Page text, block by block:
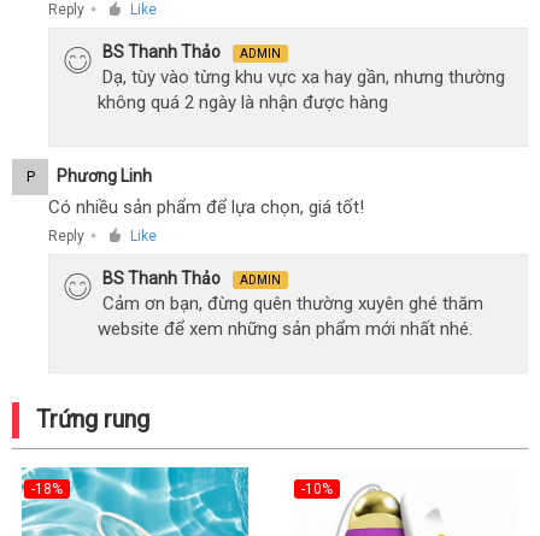
Reply ● Like
BS Thanh Thảo ADMIN
Dạ, tùy vào từng khu vực xa hay gần, nhưng thường
không quá 2 ngày là nhận được hàng
P Phương Linh
Có nhiều sản phẩm để lựa chọn, giá tốt!
Reply ● Like
BS Thanh Thảo ADMIN
Cảm ơn bạn, đừng quên thường xuyên ghé thăm
website để xem những sản phẩm mới nhất nhé.
Trứng rung
-18% -10%